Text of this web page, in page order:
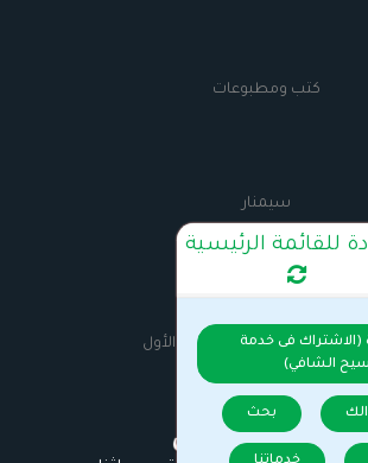
كتب ومطبوعات
سيمنار
AnbaMaximus
الذاتية للانبا مكسيموس الأول
للقائمة الرئيسية
فى خدمة
الشافي)
بحث